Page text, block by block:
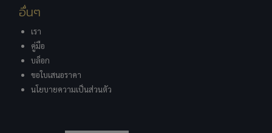
อื่นๆ
เรา
คู่มือ
บล็อก
ขอใบเสนอราคา
นโยบายความเป็นส่วนตัว